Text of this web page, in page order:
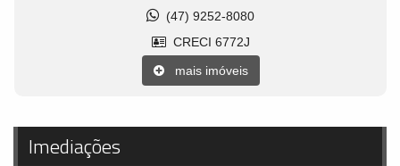
(47) 9252-8080
CRECI 6772J
mais imóveis
Imediações